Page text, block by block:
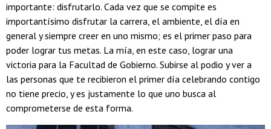
importante: disfrutarlo. Cada vez que se compite es
importantísimo disfrutar la carrera, el ambiente, el día en
general y siempre creer en uno mismo; es el primer paso para
poder lograr tus metas. La mía, en este caso, lograr una
victoria para la Facultad de Gobierno. Subirse al podio y ver a
las personas que te recibieron el primer día celebrando contigo
no tiene precio, y es justamente lo que uno busca al
comprometerse de esta forma.